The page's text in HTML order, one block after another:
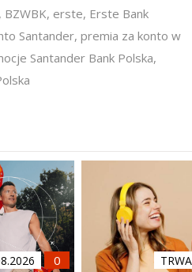
, BZWBK, erste, Erste Bank
Santander, premia za konto w
Santander Bank Polska,